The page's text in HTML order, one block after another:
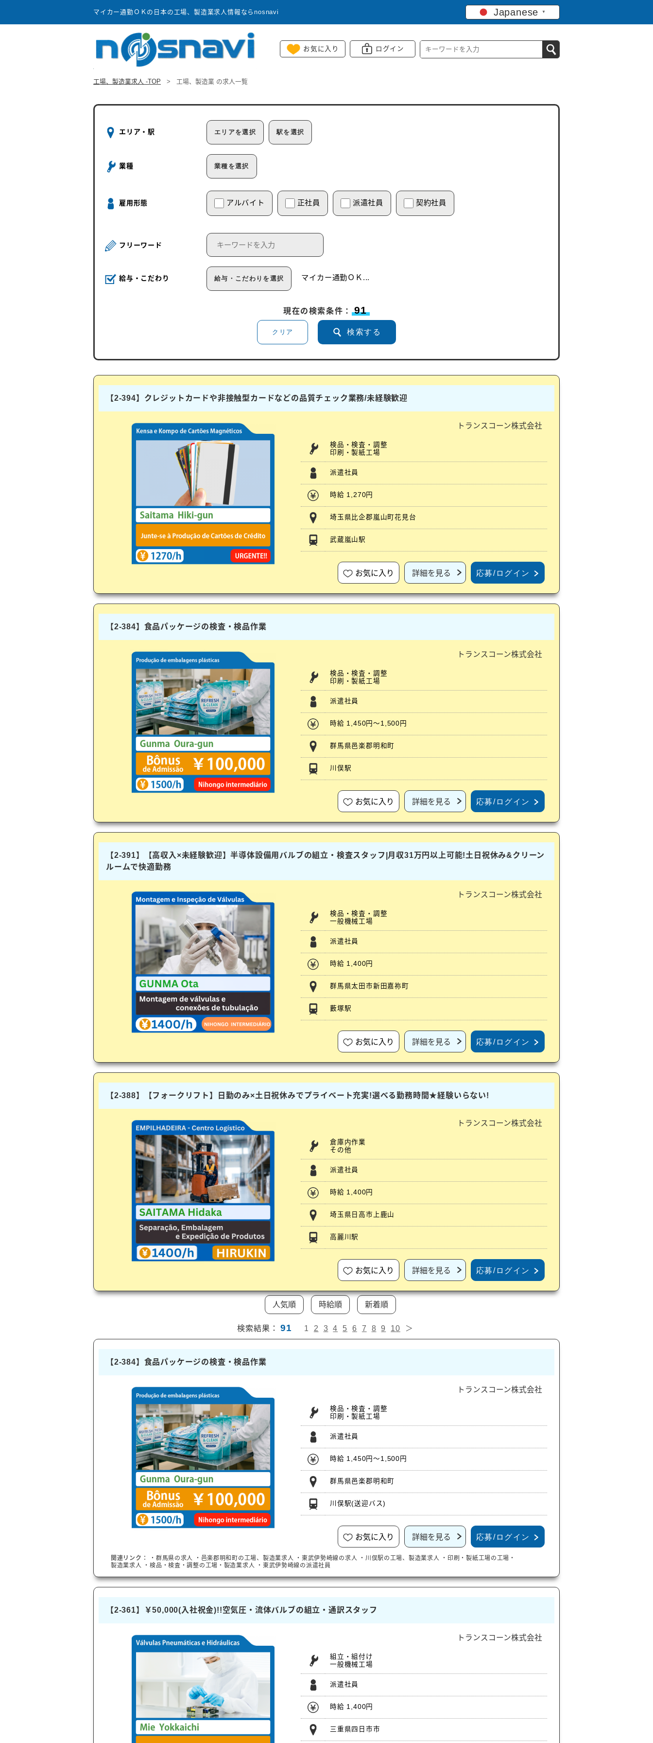
マイカー通勤ＯＫの日本の工場、製造業求人情報ならnosnavi Japanese ▼
お気に入り ログイン
工場、製造業求人 -TOP > 工場、製造業 の求人一覧
エリア・駅 エリアを選択 駅を選択
業種 業種を選択
雇用形態 アルバイト 正社員 派遣社員 契約社員
フリーワード
給与・こだわり 給与・こだわりを選択 マイカー通勤ＯＫ ...
現在の検索条件： 91
クリア 検索する
【2-394】クレジットカードや非接触型カードなどの品質チェック業務/未経験歓迎
トランスコーン株式会社
検品・検査・調整
印刷・製紙工場
派遣社員
時給 1,270円
埼玉県比企郡嵐山町花見台
武蔵嵐山駅
お気に入り 詳細を見る 応募/ログイン
【2-384】食品パッケージの検査・検品作業
トランスコーン株式会社
検品・検査・調整
印刷・製紙工場
派遣社員
時給 1,450円～1,500円
群馬県邑楽郡明和町
川俣駅
お気に入り 詳細を見る 応募/ログイン
【2-391】【高収入×未経験歓迎】半導体設備用バルブの組立・検査スタッフ|月収31万円以上可能!土日祝休み&クリーン
ルームで快適勤務
トランスコーン株式会社
検品・検査・調整
一般機械工場
派遣社員
時給 1,400円
群馬県太田市新田嘉祢町
藪塚駅
お気に入り 詳細を見る 応募/ログイン
【2-388】【フォークリフト】日勤のみ×土日祝休みでプライベート充実!選べる勤務時間★経験いらない!
トランスコーン株式会社
倉庫内作業
その他
派遣社員
時給 1,400円
埼玉県日高市上鹿山
高麗川駅
お気に入り 詳細を見る 応募/ログイン
人気順 時給順 新着順
検索結果： 91 1 2 3 4 5 6 7 8 9 10 ＞
【2-384】食品パッケージの検査・検品作業
トランスコーン株式会社
検品・検査・調整
印刷・製紙工場
派遣社員
時給 1,450円～1,500円
群馬県邑楽郡明和町
川俣駅(送迎バス)
お気に入り 詳細を見る 応募/ログイン
関連リンク： ・ 群馬県の求人 ・ 邑楽郡明和町の工場、製造業求人 ・ 東武伊勢崎線 の求人 ・ 川俣駅 の工場、製造業求人
・印刷・製紙工場の工場・
製造業求人
・検品・検査・調整の工場・製造業求人 ・ 東武伊勢崎線 の派遣社員
【2-361】￥50,000(入社祝金)!!空気圧・流体バルブの組立・通訳スタッフ
トランスコーン株式会社
組立・組付け
一般機械工場
派遣社員
時給 1,400円
三重県四日市市